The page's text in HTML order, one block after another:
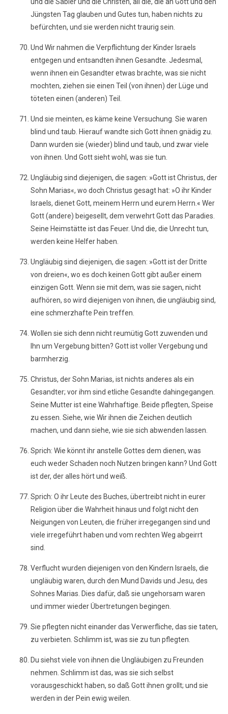
Jüngsten Tag glauben und Gutes tun, haben nichts zu
befürchten, und sie werden nicht traurig sein.
Und Wir nahmen die Verpflichtung der Kinder Israels
entgegen und entsandten ihnen Gesandte. Jedesmal,
wenn ihnen ein Gesandter etwas brachte, was sie nicht
mochten, ziehen sie einen Teil (von ihnen) der Lüge und
töteten einen (anderen) Teil.
Und sie meinten, es käme keine Versuchung. Sie waren
blind und taub. Hierauf wandte sich Gott ihnen gnädig zu.
Dann wurden sie (wieder) blind und taub, und zwar viele
von ihnen. Und Gott sieht wohl, was sie tun.
Ungläubig sind diejenigen, die sagen: »Gott ist Christus, der
Sohn Marias«, wo doch Christus gesagt hat: »O ihr Kinder
Israels, dienet Gott, meinem Herrn und eurem Herrn.« Wer
Gott (andere) beigesellt, dem verwehrt Gott das Paradies.
Seine Heimstätte ist das Feuer. Und die, die Unrecht tun,
werden keine Helfer haben.
Ungläubig sind diejenigen, die sagen: »Gott ist der Dritte
von dreien«, wo es doch keinen Gott gibt außer einem
einzigen Gott. Wenn sie mit dem, was sie sagen, nicht
aufhören, so wird diejenigen von ihnen, die ungläubig sind,
eine schmerzhafte Pein treffen.
Wollen sie sich denn nicht reumütig Gott zuwenden und
Ihn um Vergebung bitten? Gott ist voller Vergebung und
barmherzig.
Christus, der Sohn Marias, ist nichts anderes als ein
Gesandter; vor ihm sind etliche Gesandte dahingegangen.
Seine Mutter ist eine Wahrhaftige. Beide pflegten, Speise
zu essen. Siehe, wie Wir ihnen die Zeichen deutlich
machen, und dann siehe, wie sie sich abwenden lassen.
Sprich: Wie könnt ihr anstelle Gottes dem dienen, was
euch weder Schaden noch Nutzen bringen kann? Und Gott
ist der, der alles hört und weiß.
Sprich: O ihr Leute des Buches, übertreibt nicht in eurer
Religion über die Wahrheit hinaus und folgt nicht den
Neigungen von Leuten, die früher irregegangen sind und
viele irregeführt haben und vom rechten Weg abgeirrt
sind.
Verflucht wurden diejenigen von den Kindern Israels, die
ungläubig waren, durch den Mund Davids und Jesu, des
Sohnes Marias. Dies dafür, daß sie ungehorsam waren
und immer wieder Übertretungen begingen.
Sie pflegten nicht einander das Verwerfliche, das sie taten,
zu verbieten. Schlimm ist, was sie zu tun pflegten.
Du siehst viele von ihnen die Ungläubigen zu Freunden
nehmen. Schlimm ist das, was sie sich selbst
vorausgeschickt haben, so daß Gott ihnen grollt; und sie
werden in der Pein ewig weilen.